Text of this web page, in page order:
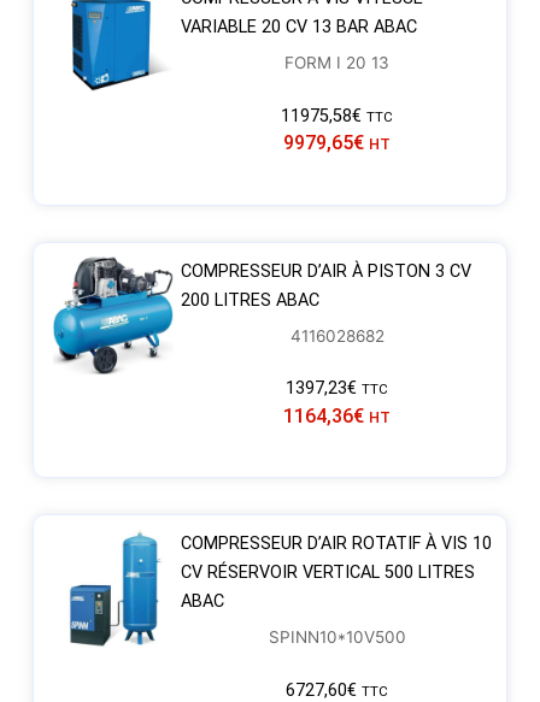
VARIABLE 20 CV 13 BAR ABAC
FORM I 20 13
11975,58€ TTC
9979,65€ HT
COMPRESSEUR D’AIR À PISTON 3 CV
200 LITRES ABAC
4116028682
1397,23€ TTC
1164,36€ HT
COMPRESSEUR D’AIR ROTATIF À VIS 10
CV RÉSERVOIR VERTICAL 500 LITRES
ABAC
SPINN10*10V500
6727,60€ TTC